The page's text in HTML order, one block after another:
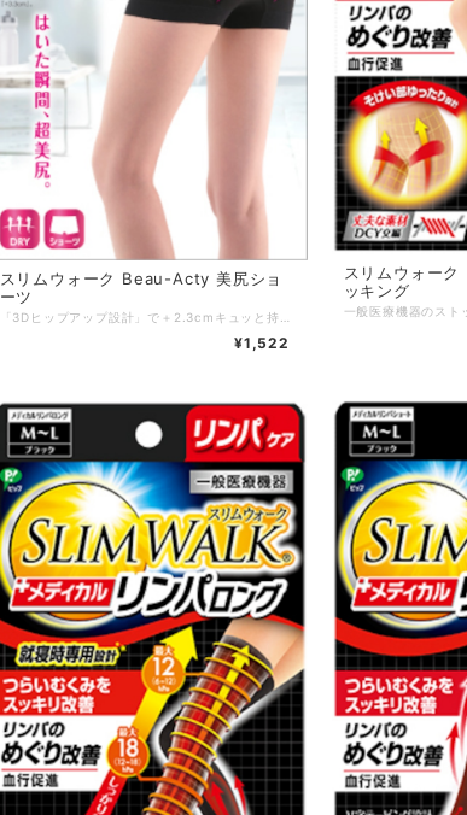
スリムウォーク Beau-Acty 美尻ショ
ーツ
「3Dヒップアップ設計」で＋2.3cmキュッと持ち上げ美尻！段階圧力設計で脚をひきしめてはいた瞬間、美脚尻。運動時も理想のスタイルキープ！ ・足首、ふくらはぎ、太ももの3段階着圧でスッキリ美脚。 ・たるんだお尻をキュッと持ち上げる「3Dヒップアップ設計」。 ・「コンプレッション機能」や骨盤サポート＋太ももテーピングの「Wムーブアップ設計」で、動きやパフォーマンスをサポート。 ・UVカット。 ・吸汗速乾糸使用。 ・消臭繊維使用。 サイズ：M／L カラー：ブラック 素材 ：ナイロン85%、ポリウレタン15%、マチ部 ： 綿、ナイロン、ポリウレタン 発売元：ピップ株式会社 区分 ：日本製／着圧力ソックス
¥1,522
スリムウォーク
ッキング